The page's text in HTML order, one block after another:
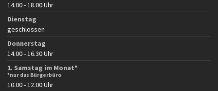
14.00 - 18.00 Uhr
Dienstag
geschlossen
Donnerstag
14.00 - 16.30 Uhr
1. Samstag im Monat*
*nur das Bürgerbüro
10.00 - 12.00 Uhr